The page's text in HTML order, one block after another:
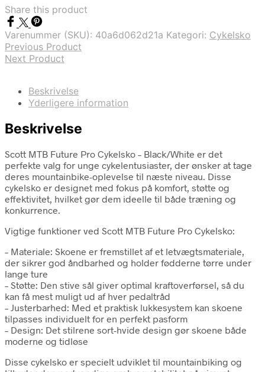
Share this product
Varenummer (SKU): 40a6d062d21a Kategori: Cykelsko
Previous Product
Next Product
Beskrivelse
Yderligere information
Beskrivelse
Scott MTB Future Pro Cykelsko – Black/White er det
perfekte valg for unge cykelentusiaster, der ønsker at tage
deres mountainbike-oplevelse til næste niveau. Disse
cykelsko er designet med fokus på komfort, støtte og
effektivitet, hvilket gør dem ideelle til både træning og
konkurrence.
Vigtige funktioner ved Scott MTB Future Pro Cykelsko:
– Materiale: Skoene er fremstillet af et letvægtsmateriale,
der sikrer god åndbarhed og holder fødderne tørre under
lange ture
– Støtte: Den stive sål giver optimal kraftoverførsel, så du
kan få mest muligt ud af hver pedaltråd
– Justerbarhed: Med et praktisk lukkesystem kan skoene
tilpasses individuelt for en perfekt pasform
– Design: Det stilrene sort-hvide design gør skoene både
moderne og tidløse
Disse cykelsko er specielt udviklet til mountainbiking og